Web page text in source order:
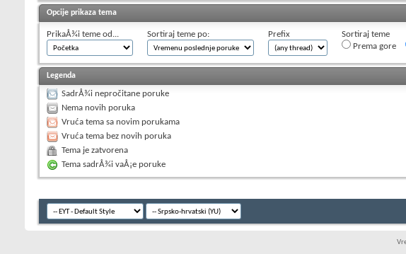
Opcije prikaza tema
PrikaÅ¾i teme od... Sortiraj teme po: Prefix
Sortiraj teme
Prema gore
Legenda
SadrÅ¾i nepročitane poruke
Nema novih poruka
Vruća tema sa novim porukama
Vruća tema bez novih poruka
Tema je zatvorena
Tema sadrÅ¾i vaÅ¡e poruke